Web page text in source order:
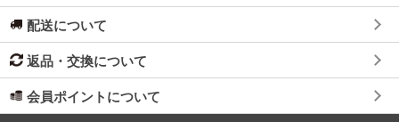
配送について
返品・交換について
会員ポイントについて